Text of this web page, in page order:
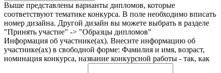
Выше представлены варианты дипломов, которые
соответствуют тематике конкурса. В поле необходимо вписать
номер дизайна. Другой дизайн вы можете выбрать в разделе
"Принять участие" -> "Образцы дипломов"
Информация об участнике(ах). Внесите информацию об
участнике(ах) в свободной форме: Фамилия и имя, возраст,
номинация конкурса, название конкурсной работы - так, как